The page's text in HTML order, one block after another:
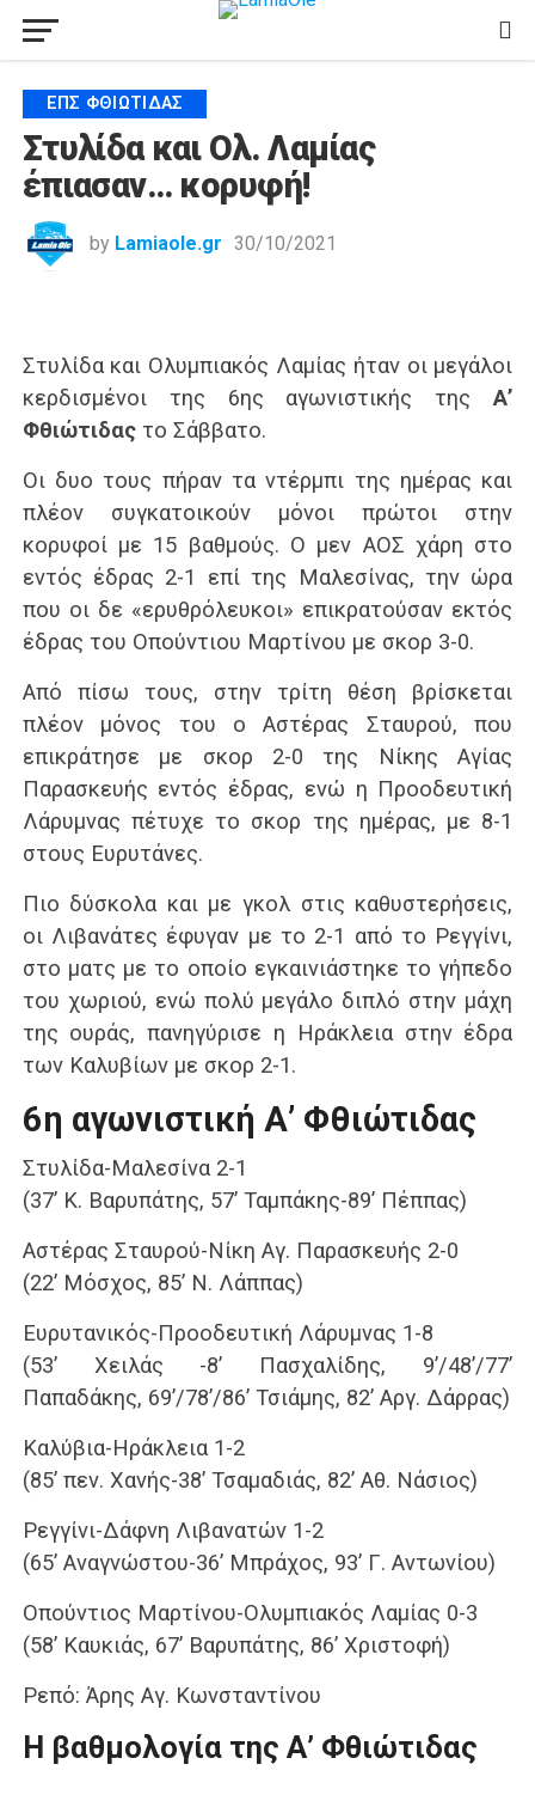
ΕΠΣ ΦΘΙΏΤΙΔΑΣ
Στυλίδα και Ολ. Λαμίας
έπιασαν… κορυφή!
by Lamiaole.gr 30/10/2021
Στυλίδα και Ολυμπιακός Λαμίας ήταν οι μεγάλοι
κερδισμένοι της 6ης αγωνιστικής της Α’
Φθιώτιδαςτο Σάββατο.
Οι δυο τους πήραν τα ντέρμπι της ημέρας και
πλέον συγκατοικούν μόνοι πρώτοι στην
κορυφοί με 15 βαθμούς. Ο μεν ΑΟΣ χάρη στο
εντός έδρας 2-1 επί της Μαλεσίνας, την ώρα
που οι δε «ερυθρόλευκοι» επικρατούσαν εκτός
έδρας του Οπούντιου Μαρτίνου με σκορ 3-0.
Από πίσω τους, στην τρίτη θέση βρίσκεται
πλέον μόνος του ο Αστέρας Σταυρού, που
επικράτησε με σκορ 2-0 της Νίκης Αγίας
Παρασκευής εντός έδρας, ενώ η Προοδευτική
Λάρυμνας πέτυχε το σκορ της ημέρας, με 8-1
στους Ευρυτάνες.
Πιο δύσκολα και με γκολ στις καθυστερήσεις,
οι Λιβανάτες έφυγαν με το 2-1 από το Ρεγγίνι,
στο ματς με το οποίο εγκαινιάστηκε το γήπεδο
του χωριού, ενώ πολύ μεγάλο διπλό στην μάχη
της ουράς, πανηγύρισε η Ηράκλεια στην έδρα
των Καλυβίων με σκορ 2-1.
6η αγωνιστική Α’ Φθιώτιδας
Στυλίδα-Μαλεσίνα 2-1
(37’ Κ. Βαρυπάτης, 57’ Ταμπάκης-89’ Πέππας)
Αστέρας Σταυρού-Νίκη Αγ. Παρασκευής 2-0
(22’ Μόσχος, 85’ Ν. Λάππας)
Ευρυτανικός-Προοδευτική Λάρυμνας 1-8
(53’ Χειλάς -8’ Πασχαλίδης, 9’/48’/77’
Παπαδάκης, 69’/78’/86’ Τσιάμης, 82’ Αργ. Δάρρας)
Καλύβια-Ηράκλεια 1-2
(85’ πεν. Χανής-38’ Τσαμαδιάς, 82’ Αθ. Νάσιος)
Ρεγγίνι-Δάφνη Λιβανατών 1-2
(65’ Αναγνώστου-36’ Μπράχος, 93’ Γ. Αντωνίου)
Οπούντιος Μαρτίνου-Ολυμπιακός Λαμίας 0-3
(58’ Καυκιάς, 67’ Βαρυπάτης, 86’ Χριστοφή)
Ρεπό: Άρης Αγ. Κωνσταντίνου
Η βαθμολογία της Α’ Φθιώτιδας